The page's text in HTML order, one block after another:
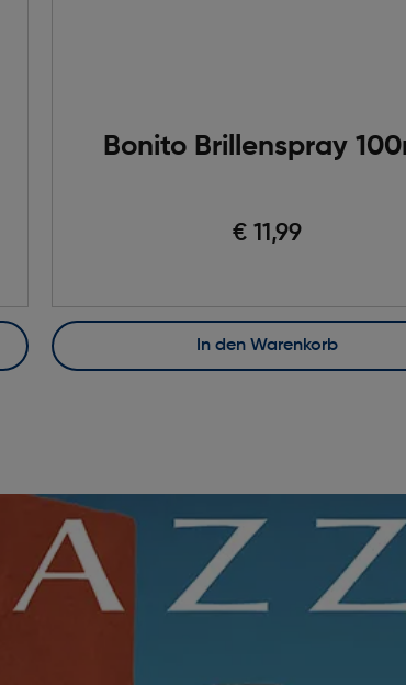
Bonito Brillenspray
€ 11,99
In den Warenkorb